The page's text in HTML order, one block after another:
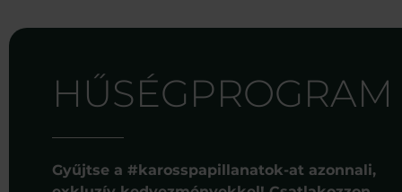
HŰSÉGPROGRAM
Gyűjtse a #karosspapillanatok-at azonnali,